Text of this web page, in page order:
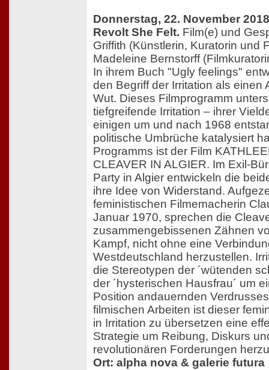
Donnerstag, 22. November
Revolt She Felt. Film(e) und
Griffith (Künstlerin, Kuratorin und
Madeleine Bernstorff
In ihrem Buch "Ugly feelings"
den Begriff der Irritation als einen
Wut. Dieses Filmprogramm
tiefgreifende Irritation – ihrer
einigen um und nach 1968
politische Umbrüche katalysiert
Programms ist der Film
CLEAVER IN ALGIER. Im Exil-
Party in Algier entwickeln die
ihre Idee von Widerstand.
feministischen Filmemacherin
Januar 1970, sprechen die
zusammengebissenen Zähnen
Kampf, nicht ohne eine
Westdeutschland herzustellen.
die Stereotypen der ´wütenden
der ´hysterischen Hausfrau´ um
Position andauernden
filmischen Arbeiten ist dieser
in Irritation zu übersetzen eine
Strategie um Reibung, Diskurs
revolutionären Forderungen
Ort: alpha nova & galerie futura